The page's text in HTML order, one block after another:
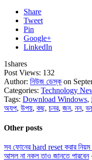
Share
Tweet
Pin
Google+
LinkedIn
1shares
Post Views: 132
Author: নিউজ ডেস্ক on
Categories: Technology
Tags: Download Windows,
অযপ, উপয়, কছ, চনর, জন, নন,
Other posts
সব ফোনের hard reset করার নিয়ম
আসল না নকল তাও জানতে পারবেন